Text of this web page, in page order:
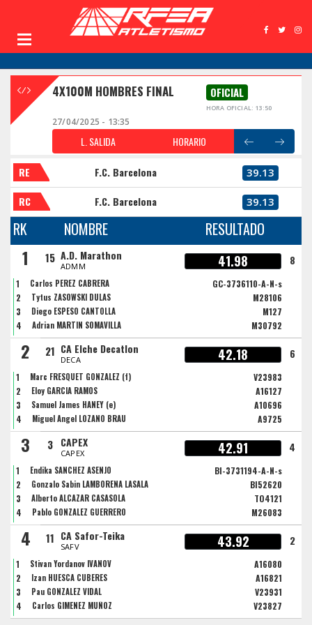
4X100M HOMBRES FINAL OFICIAL
HORA OFICIAL: 13:50
27/04/2025 - 13:35
L. SALIDA HORARIO
RE F.C. Barcelona 39.13
RC F.C. Barcelona 39.13
RK NOMBRE RESULTADO
1 15 A.D. Marathon
ADMM 41.98 8
1 Carlos PEREZ CABRERA
GC-3736110-A-N-s
2
Tytus ZASOWSKI DULAS
M28106
3
Diego ESPESO CANTOLLA
M127
4
Adrian MARTIN SOMAVILLA M30792
2 21 CA Elche Decatlon
DECA 42.18 6
1 Marc FRESQUET GONZALEZ (f)
V23983
2
Eloy GARCIA RAMOS
A16127
3
Samuel James HANEY (e)
A10696
4
Miguel Angel LOZANO BRAU A9725
3 3 CAPEX
CAPEX 42.91 4
1 Endika SANCHEZ ASENJO
BI-3731194-A-N-s
2
Gonzalo Sabin LAMBORENA LASALA
BI52620
3
Alberto ALCAZAR CASASOLA
TO4121
4
Pablo GONZALEZ GUERRERO M26083
4 11 CA Safor-Teika
SAFV 43.92 2
1 Stivan Yordanov IVANOV
A16080
2
Izan HUESCA CUBERES
A16821
3
Pau GONZALEZ VIDAL
V23931
4
Carlos GIMENEZ MUÑOZ V23827